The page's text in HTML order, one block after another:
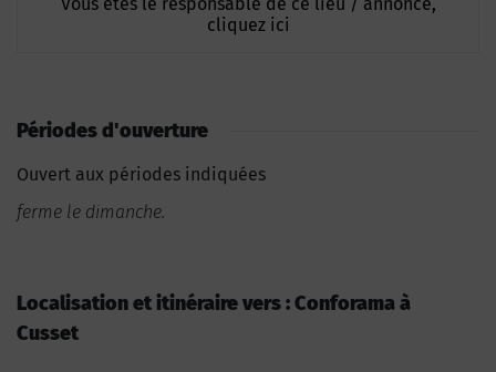
cliquez ici
Périodes d'ouverture
Ouvert aux périodes indiquées
ferme le dimanche.
Localisation et itinéraire vers : Conforama à
Cusset